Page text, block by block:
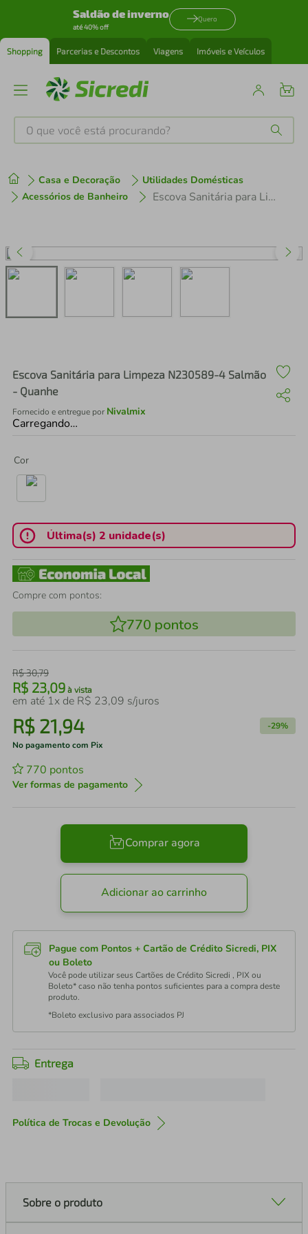
Saldão de inverno
até 40% off
Quero
Shopping Parcerias e Descontos Viagens Imóveis e Veículos
O que você está procurando?
Casa e Decoração
Utilidades Domésticas
Acessórios de Banheiro
Escova Sanitária para Limpeza N230589-4 Salmão - Quanhe
Escova Sanitária para Limpeza N230589-4 Salmão
- Quanhe
Fornecido e entregue por Nivalmix
Carregando…
Cor
Última(s) 2 unidade(s)
Compre com pontos:
770 pontos
R$30,79
R$ 23,09 à vista
em até 1x de R$ 23,09 s/juros
R$ 21,94 -29%
No pagamento com Pix
770 pontos
Ver formas de pagamento
Comprar agora
Adicionar ao carrinho
Pague com Pontos + Cartão de Crédito Sicredi, PIX
ou Boleto
Você pode utilizar seus Cartões de Crédito Sicredi , PIX ou
Boleto* caso não tenha pontos suficientes para a compra deste
produto.
*Boleto exclusivo para associados PJ
Entrega
Política de Trocas e Devolução
Sobre o produto
1º tenis
3º perfume